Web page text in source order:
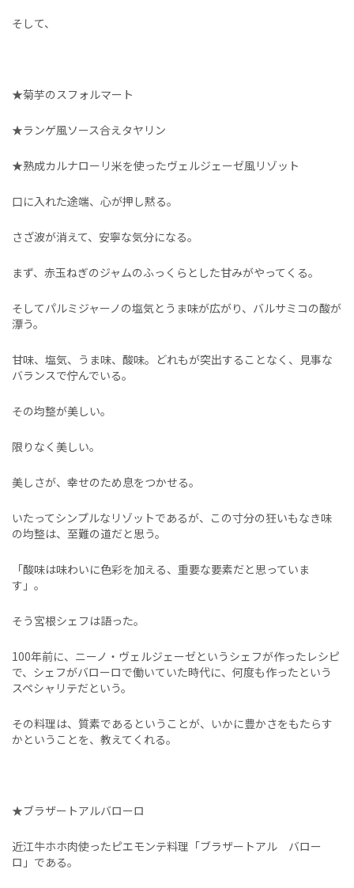
そして、
★菊芋のスフォルマート
★ランゲ風ソース合えタヤリン
★熟成カルナローリ米を使ったヴェルジェーゼ風リゾット
口に入れた途端、心が押し黙る。
さざ波が消えて、安寧な気分になる。
まず、赤玉ねぎのジャムのふっくらとした甘みがやってくる。
そしてパルミジャーノの塩気とうま味が広がり、バルサミコの酸が
漂う。
甘味、塩気、うま味、酸味。どれもが突出することなく、見事な
バランスで佇んでいる。
その均整が美しい。
限りなく美しい。
美しさが、幸せのため息をつかせる。
いたってシンプルなリゾットであるが、この寸分の狂いもなき味
の均整は、至難の道だと思う。
「酸味は味わいに色彩を加える、重要な要素だと思っていま
す」。
そう宮根シェフは語った。
100年前に、ニーノ・ヴェルジェーゼというシェフが作ったレシピ
で、シェフがバローロで働いていた時代に、何度も作ったという
スペシャリテだという。
その料理は、質素であるということが、いかに豊かさをもたらす
かということを、教えてくれる。
★ブラザートアルバローロ
近江牛ホホ肉使ったピエモンテ料理「ブラザートアル バロー
ロ」である。